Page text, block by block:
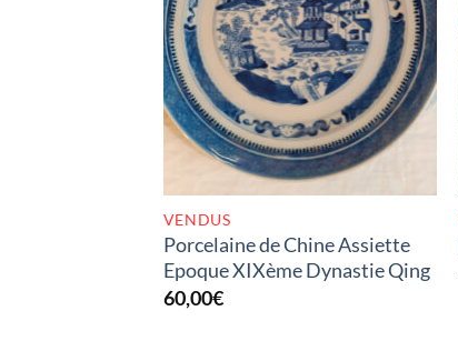
RUPTURE DE STOCK
VENDUS
Porcelaine de Chine Assiette
Epoque XIXème Dynastie Qing
60,00€